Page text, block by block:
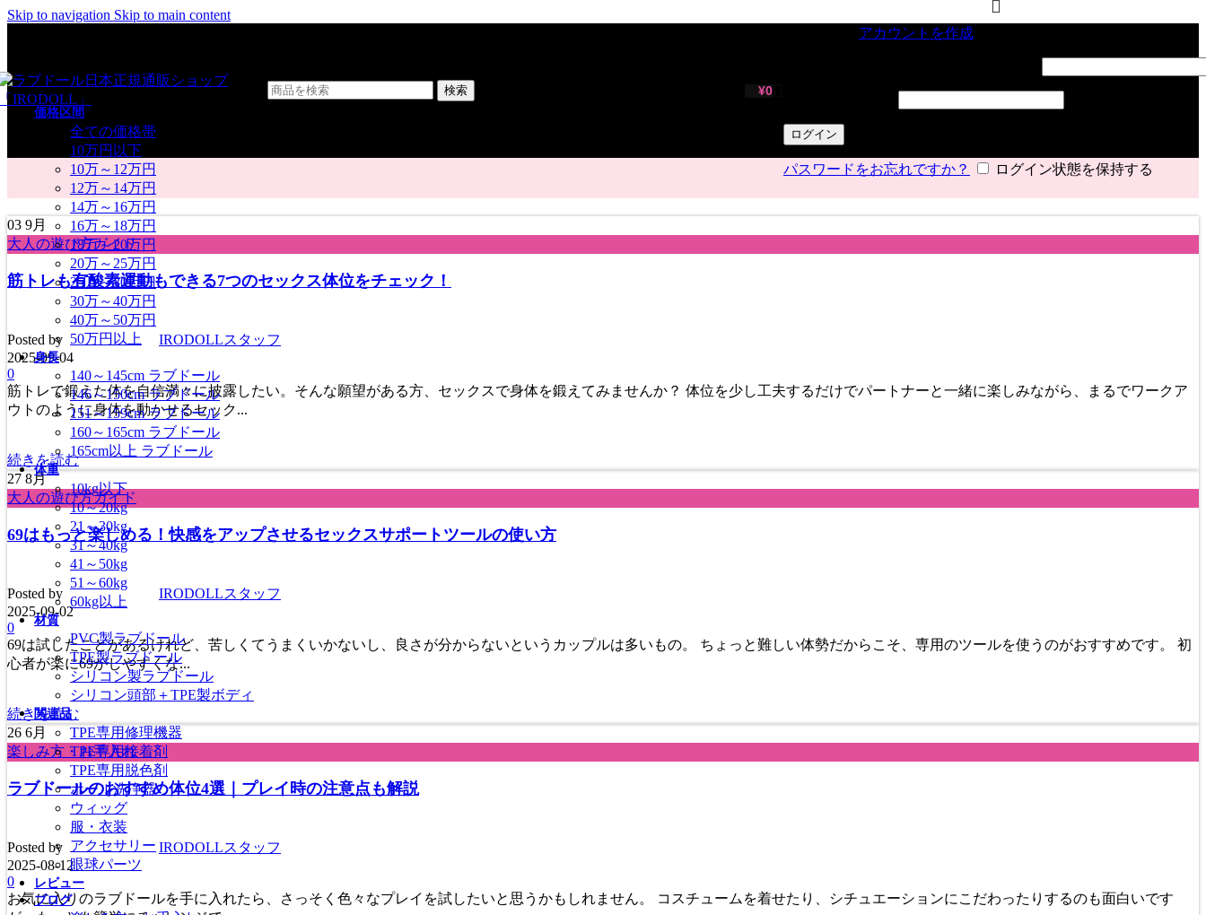
Skip to navigation Skip to main content
検索 ¥0
アカウントを作成
ログイン
パスワードをお忘れですか？ ログイン状態を保持する
価格区間
全ての価格帯
10万円以下
10万～12万円
12万～14万円
14万～16万円
16万～18万円
18万～20万円
20万～25万円
25万～30万円
30万～40万円
40万～50万円
50万円以上
身長
140～145cm ラブドール
146～150cm ラブドール
151～159cm ラブドール
160～165cm ラブドール
165cm以上 ラブドール
体重
10kg以下
10～20kg
21～30kg
31～40kg
41～50kg
51～60kg
60kg以上
材質
PVC製ラブドール
TPE製ラブドール
シリコン製ラブドール
シリコン頭部＋TPE製ボディ
関連品
TPE専用修理機器
TPE専用接着剤
TPE専用脱色剤
ホール洗浄器
ウィッグ
服・衣装
アクセサリー
眼球パーツ
レビュー
ブログ
03 9月
大人の遊び方ガイド
筋トレも有酸素運動もできる7つのセックス体位をチェック！
Posted by
IRODOLLスタッフ
2025-09-04
0
筋トレで鍛えた体を自信満々に披露したい。そんな願望がある方、セックスで身体を鍛えてみませんか？ 体位を少し工夫するだけでパートナーと一緒に楽しみながら、まるでワークア
ウトのように身体を動かせるセック...
続きを読む
27 8月
大人の遊び方ガイド
69はもっと楽しめる！快感をアップさせるセックスサポートツールの使い方
Posted by
IRODOLLスタッフ
2025-09-02
0
69は試したことがあるけれど、苦しくてうまくいかないし、良さが分からないというカップルは多いもの。 ちょっと難しい体勢だからこそ、専用のツールを使うのがおすすめです。 初
心者が楽に69がしやすくな...
続きを読む
26 6月
楽しみ方・お手入れ
ラブドールのおすすめ体位4選｜プレイ時の注意点も解説
Posted by
IRODOLLスタッフ
2025-08-12
0
お気に入りのラブドールを手に入れたら、さっそく色々なプレイを試したいと思うかもしれません。 コスチュームを着せたり、シチュエーションにこだわったりするのも面白いです